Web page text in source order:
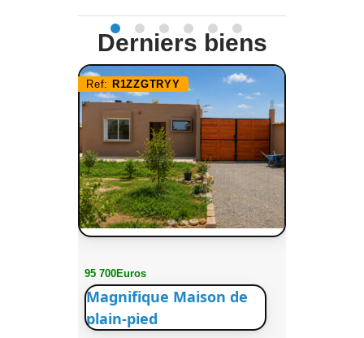
Derniers biens
Ref: R1ZZGTRYY
95 700Euros
Magnifique Maison de
plain-pied